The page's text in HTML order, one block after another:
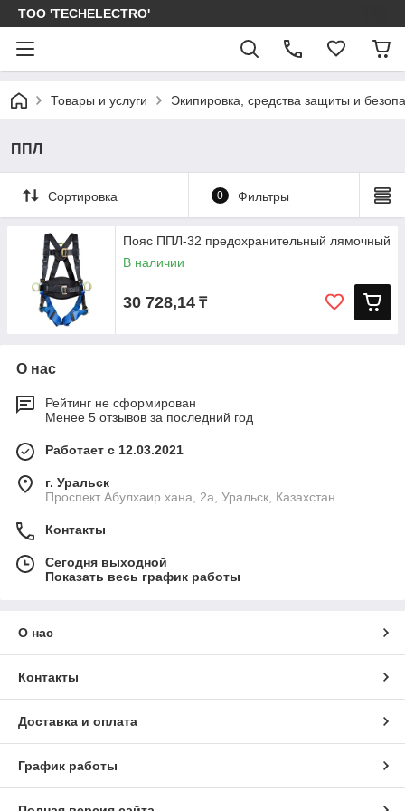
ТОО 'TECHELECTRO'
Товары и услуги Экипировка, средства защиты и
ППЛ
Сортировка 0 Фильтры
Пояс ППЛ-32 предохранительный лямочный
В наличии
30 728,14 ₸
О нас
Рейтинг не сформирован
Менее 5 отзывов за последний год
Работает с 12.03.2021
г. Уральск
Проспект Абулхаир хана, 2а, Уральск, Казахстан
Контакты
Сегодня выходной
Показать весь график работы
О нас
Контакты
Доставка и оплата
График работы